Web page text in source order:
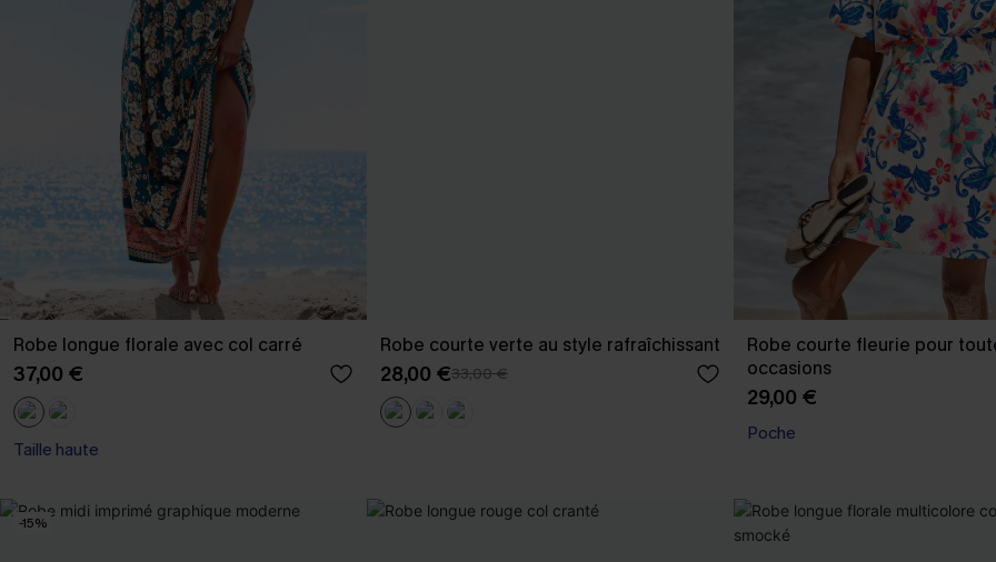
Robe longue florale avec col carré
37,00 €
Taille haute
Robe courte verte au style rafraîchissant
28,00 €33,00 €
Robe courte fleurie pour
occasions
29,00 €
Poche
-15%